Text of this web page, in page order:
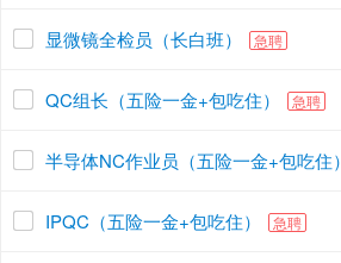
显微镜全检员（长白班） 急聘
QC组长（五险一金+包吃住） 急聘
半导体NC作业员（五险一金+包吃住）
IPQC（五险一金+包吃住） 急聘